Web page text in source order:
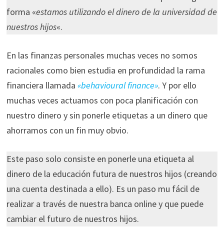
forma «estamos utilizando el dinero de la universidad de
nuestros hijos«.
En las finanzas personales muchas veces no somos
racionales como bien estudia en profundidad la rama
financiera llamada «behavioural finance». Y por ello
muchas veces actuamos con poca planificación con
nuestro dinero y sin ponerle etiquetas a un dinero que
ahorramos con un fin muy obvio.
Este paso solo consiste en ponerle una etiqueta al
dinero de la educación futura de nuestros hijos (creando
una cuenta destinada a ello). Es un paso mu fácil de
realizar a través de nuestra banca online y que puede
cambiar el futuro de nuestros hijos.